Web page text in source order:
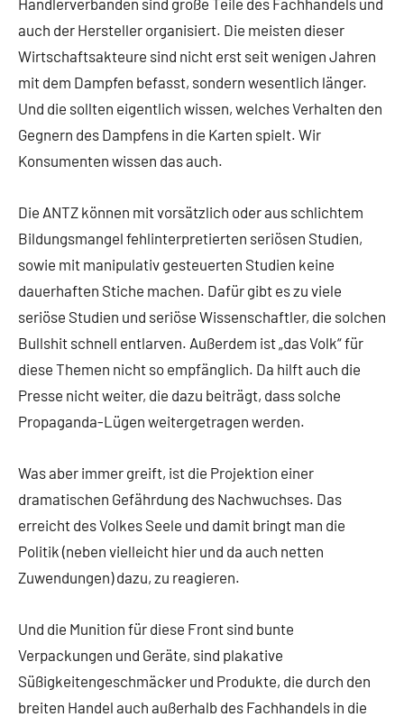
auch der Hersteller organisiert. Die meisten dieser
Wirtschaftsakteure sind nicht erst seit wenigen Jahren
mit dem Dampfen befasst, sondern wesentlich länger.
Und die sollten eigentlich wissen, welches Verhalten den
Gegnern des Dampfens in die Karten spielt. Wir
Konsumenten wissen das auch.
Die ANTZ können mit vorsätzlich oder aus schlichtem
Bildungsmangel fehlinterpretierten seriösen Studien,
sowie mit manipulativ gesteuerten Studien keine
dauerhaften Stiche machen. Dafür gibt es zu viele
seriöse Studien und seriöse Wissenschaftler, die solchen
Bullshit schnell entlarven. Außerdem ist „das Volk“ für
diese Themen nicht so empfänglich. Da hilft auch die
Presse nicht weiter, die dazu beiträgt, dass solche
Propaganda-Lügen weitergetragen werden.
Was aber immer greift, ist die Projektion einer
dramatischen Gefährdung des Nachwuchses. Das
erreicht des Volkes Seele und damit bringt man die
Politik (neben vielleicht hier und da auch netten
Zuwendungen) dazu, zu reagieren.
Und die Munition für diese Front sind bunte
Verpackungen und Geräte, sind plakative
Süßigkeitengeschmäcker und Produkte, die durch den
breiten Handel auch außerhalb des Fachhandels in die